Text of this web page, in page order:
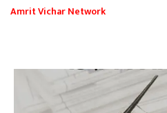
Amrit Vichar Network